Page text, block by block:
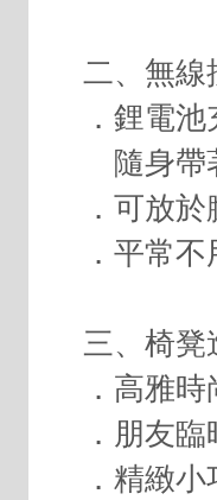
二、無線
．鋰電
隨身帶
．可放
．平常
三、椅凳
．高雅
．朋友
．精緻